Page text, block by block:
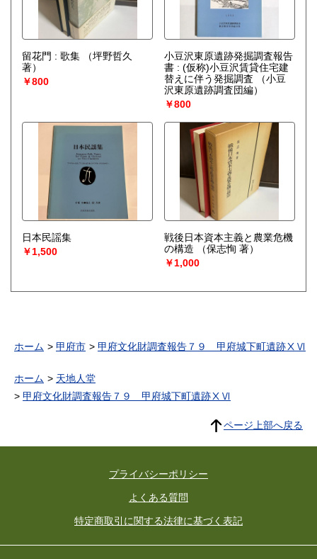
留花門 : 歌集
（坪野哲久
著）
￥800
小豆沢東原遺跡発掘調査報告
書 : (仮称)小豆沢賃貸住宅建
替えに伴う発掘調査
（小豆
沢東原遺跡調査団編）
￥800
日本民謡集
￥1,500
戦後日本資本主義と農業危機
の構造
（保志恂 著）
￥1,000
ホーム 甲府市 甲府文化財調査報告７９ 甲府城下町遺跡ⅩⅥ
ホーム
天地人堂
甲府文化財調査報告７９ 甲府城下町遺跡ⅩⅥ
ページ上部へ戻る
プライバシーポリシー
よくある質問
特定商取引に関する法律に基づく表記